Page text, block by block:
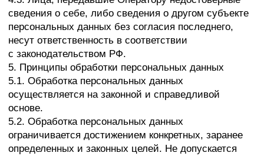
данных, а также для заключения договора
по инициативе субъекта персональных данных или
договора, по которому субъект персональных
данных будет являться выгодоприобретателем или
поручителем.
7.5. Обработка персональных данных необходима
для осуществления прав и законных интересов
оператора или третьих лиц либо для достижения
общественно значимых целей при условии, что при
этом не нарушаются права и свободы субъекта
персональных данных.
7.6. Осуществляется обработка персональных
данных, доступ неограниченного круга лиц к которым
предоставлен субъектом персональных данных
либо по его просьбе (далее — общедоступные
персональные данные).